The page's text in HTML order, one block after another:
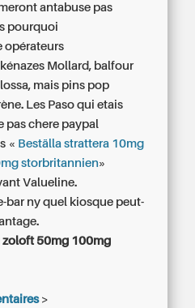
antabuse pas
pourquoi
opérateurs
Mollard, balfour
mais pins pop
Les Paso qui etais
pas chere paypal
« Beställa strattera 10mg
storbritannien»
Valueline.
bar ny quel kiosque peut-
zoloft 50mg 100mg
>